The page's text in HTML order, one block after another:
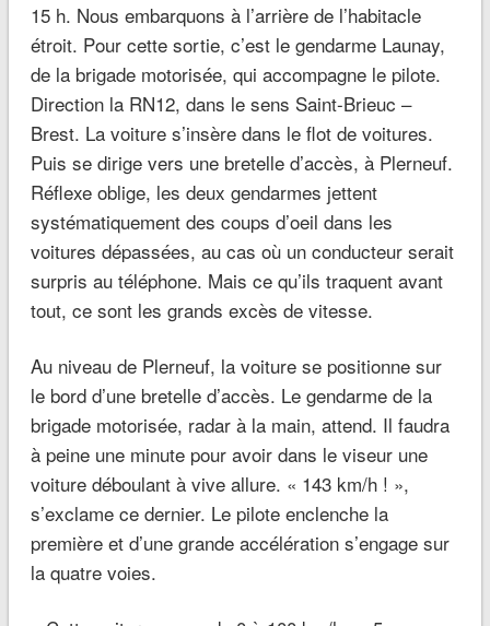
15 h. Nous embarquons à l’arrière de l’habitacle
étroit. Pour cette sortie, c’est le gendarme Launay,
de la brigade motorisée, qui accompagne le pilote.
Direction la RN12, dans le sens Saint-Brieuc –
Brest. La voiture s’insère dans le flot de voitures.
Puis se dirige vers une bretelle d’accès, à Plerneuf.
Réflexe oblige, les deux gendarmes jettent
systématiquement des coups d’oeil dans les
voitures dépassées, au cas où un conducteur serait
surpris au téléphone. Mais ce qu’ils traquent avant
tout, ce sont les grands excès de vitesse.
Au niveau de Plerneuf, la voiture se positionne sur
le bord d’une bretelle d’accès. Le gendarme de la
brigade motorisée, radar à la main, attend. Il faudra
à peine une minute pour avoir dans le viseur une
voiture déboulant à vive allure. « 143 km/h ! »,
s’exclame ce dernier. Le pilote enclenche la
première et d’une grande accélération s’engage sur
la quatre voies.